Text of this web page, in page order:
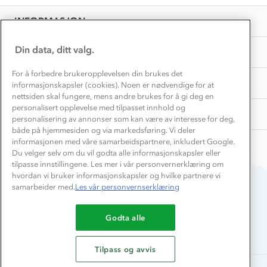
INFORMASJON
Presse
OM OSS
Samarbeide med oss?
TIPS OG RÅD
Store størrelser
Turmat oppskrifter
Beredskap
AKTIVITETER
Overnatte utendørs⛺
Leirskole 🥾
Barnehageansatt
Tips til hyttetur
Du betaler enkelt med
Din data, ditt valg.
For å forbedre brukeropplevelsen din brukes det
informasjonskapsler (cookies). Noen er nødvendige for at
nettsiden skal fungere, mens andre brukes for å gi deg en
personalisert opplevelse med tilpasset innhold og
personalisering av annonser som kan være av interesse for deg,
både på hjemmesiden og via markedsføring. Vi deler
informasjonen med våre samarbeidspartnere, inkludert Google.
Du velger selv om du vil godta alle informasjonskapsler eller
tilpasse innstillingene. Les mer i vår personvernerklæring om
hvordan vi bruker informasjonskapsler og hvilke partnere vi
samarbeider med.Les vår personvernserklæring
Godta alle
Tilpass og avvis